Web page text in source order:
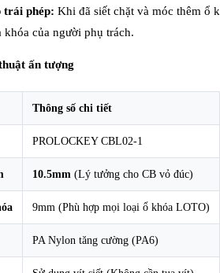
trái phép: Khi đã siết chặt và móc thêm ổ
khóa của người phụ trách.
ấn tượng
Thông số chi tiết
PROLOCKEY CBL02-1
10.5mm (Lý tưởng cho CB vỏ đúc)
9mm (Phù hợp mọi loại ổ khóa LOTO)
PA Nylon tăng cường (PA6)